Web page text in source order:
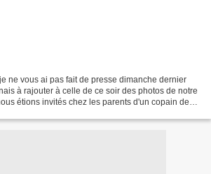
ne vous ai pas fait de presse dimanche dernier
à rajouter à celle de ce soir des photos de notre
étions invités chez les parents d'un copain de